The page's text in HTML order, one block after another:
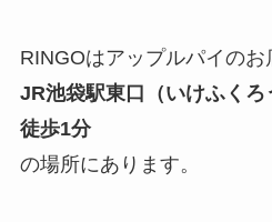
RINGOはアップルパイのお
JR池袋駅東口（いけふくろ
徒歩1分
の場所にあります。